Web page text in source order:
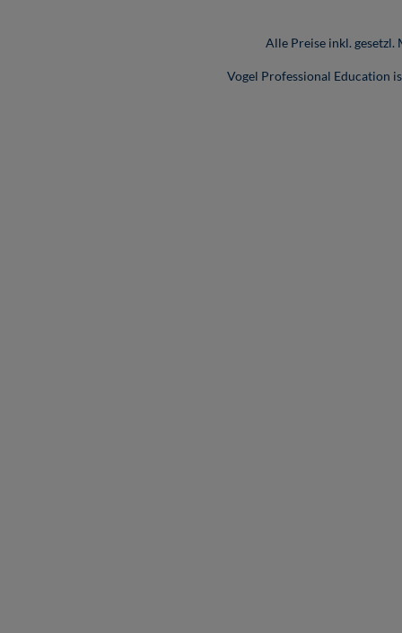
Alle Preise inkl. gesetzl.
Vogel Professional Education